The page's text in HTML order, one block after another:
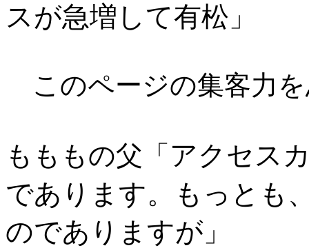
スが急増して有松 」
このページの集客力
もももの父「 アクセス
であります。もっとも
のでありますが 」